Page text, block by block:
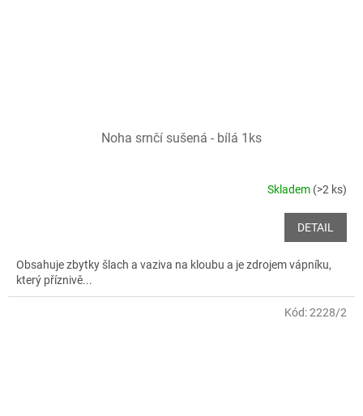
Noha srnčí sušená - bílá 1ks
Skladem (>2 ks)
DETAIL
Obsahuje zbytky šlach a vaziva na kloubu a je zdrojem vápníku,
který příznivě...
Kód:2228/2